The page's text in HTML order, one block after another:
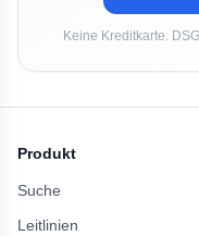
Keine Kreditkarte.
Produkt
Suche
Leitlinien